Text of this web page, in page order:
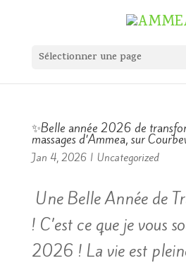
Sélectionner une page
✨Belle année 2026 de
massages d’Ammea, sur
Jan 4, 2026| Uncategorized
Une Belle Année de
! C’est ce que je vous
2026 ! La vie est